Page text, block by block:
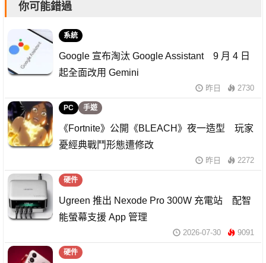
你可能錯過
系統
Google 宣布淘汰 Google Assistant 9 月 4 日
起全面改用 Gemini
昨日 2730
PC 手遊
《Fortnite》公開《BLEACH》夜一造型 玩家
憂經典戰鬥形態遭修改
昨日 2272
硬件
Ugreen 推出 Nexode Pro 300W 充電站 配智
能螢幕支援 App 管理
2026-07-30 9091
硬件